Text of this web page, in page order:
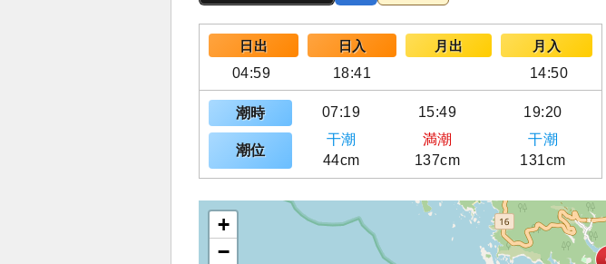
日出 日入 月出
月入
04:59
18:41 14:50
潮時 07:19 15:49 19:20
潮位
干潮 満潮
干潮
44cm
137cm 131cm
+
−